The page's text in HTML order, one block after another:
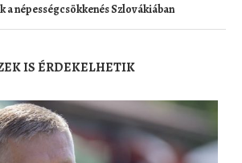
a népességcsökkenés Szlovákiában
IS ÉRDEKELHETIK